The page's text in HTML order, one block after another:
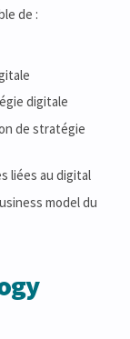
de :
digitale
de stratégie
liées au digital
model du